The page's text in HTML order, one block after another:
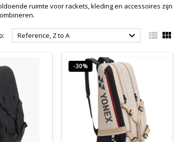
ruimte voor rackets, kleding en accessoires zijn
Reference, Z to A   
-30%